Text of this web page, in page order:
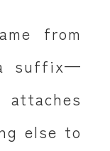
from
suffix—
else to